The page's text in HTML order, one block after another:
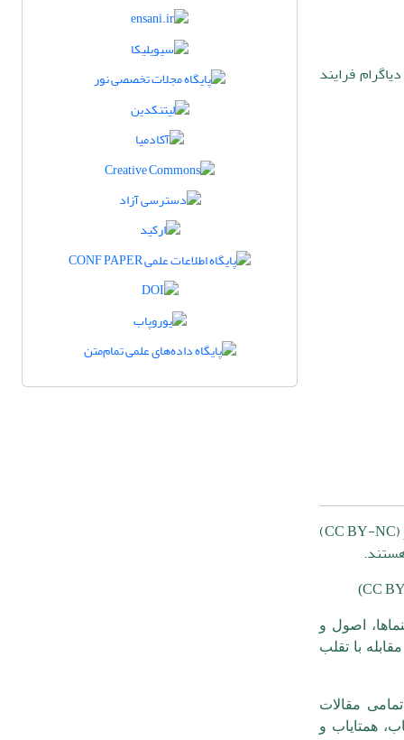
فرایند
(
CC BY-NC
)
CC
)
اصول و
با تقلب
مقالات
همتایاب و